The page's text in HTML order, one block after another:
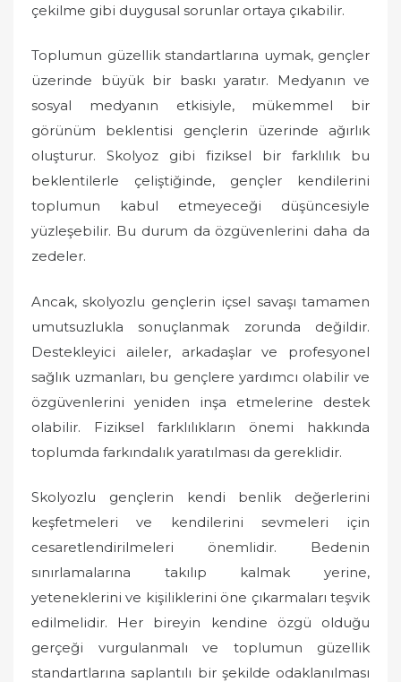
çekilme gibi duygusal sorunlar ortaya çıkabilir.
Toplumun güzellik standartlarına uymak, gençler
üzerinde büyük bir baskı yaratır. Medyanın ve
sosyal medyanın etkisiyle, mükemmel bir
görünüm beklentisi gençlerin üzerinde ağırlık
oluşturur. Skolyoz gibi fiziksel bir farklılık bu
beklentilerle çeliştiğinde, gençler kendilerini
toplumun kabul etmeyeceği düşüncesiyle
yüzleşebilir. Bu durum da özgüvenlerini daha da
zedeler.
Ancak, skolyozlu gençlerin içsel savaşı tamamen
umutsuzlukla sonuçlanmak zorunda değildir.
Destekleyici aileler, arkadaşlar ve profesyonel
sağlık uzmanları, bu gençlere yardımcı olabilir ve
özgüvenlerini yeniden inşa etmelerine destek
olabilir. Fiziksel farklılıkların önemi hakkında
toplumda farkındalık yaratılması da gereklidir.
Skolyozlu gençlerin kendi benlik değerlerini
keşfetmeleri ve kendilerini sevmeleri için
cesaretlendirilmeleri önemlidir. Bedenin
sınırlamalarına takılıp kalmak yerine,
yeteneklerini ve kişiliklerini öne çıkarmaları teşvik
edilmelidir. Her bireyin kendine özgü olduğu
gerçeği vurgulanmalı ve toplumun güzellik
standartlarına saplantılı bir şekilde odaklanılması